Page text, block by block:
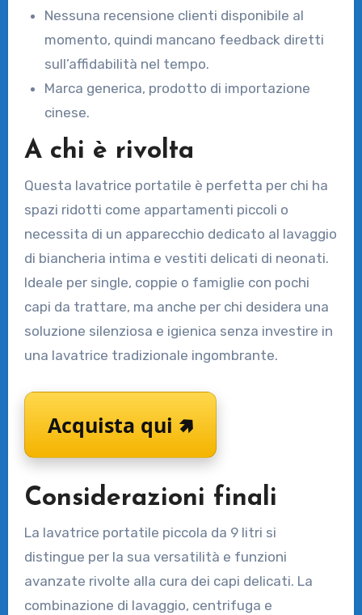
Nessuna recensione clienti disponibile al
momento, quindi mancano feedback diretti
sull’affidabilità nel tempo.
Marca generica, prodotto di importazione
cinese.
A chi è rivolta
Questa lavatrice portatile è perfetta per chi ha
spazi ridotti come appartamenti piccoli o
necessita di un apparecchio dedicato al lavaggio
di biancheria intima e vestiti delicati di neonati.
Ideale per single, coppie o famiglie con pochi
capi da trattare, ma anche per chi desidera una
soluzione silenziosa e igienica senza investire in
una lavatrice tradizionale ingombrante.
Acquista qui 🢅
Considerazioni finali
La lavatrice portatile piccola da 9 litri si
distingue per la sua versatilità e funzioni
avanzate rivolte alla cura dei capi delicati. La
combinazione di lavaggio, centrifuga e